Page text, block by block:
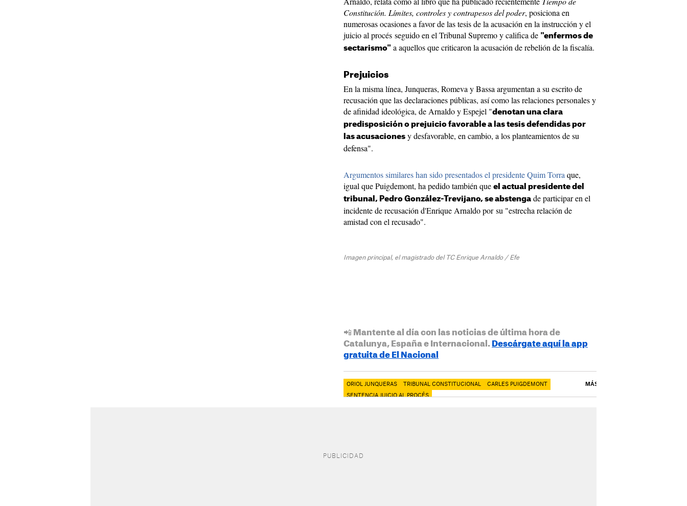
Constitución. Límites, controles y contrapesos del poder, posiciona en
numerosas ocasiones a favor de las tesis de la acusación en la instrucción y el
juicio al procés seguido en el Tribunal Supremo y califica de "enfermos de
sectarismo" a aquellos que criticaron la acusación de rebelión de la fiscalía.
Prejuicios
En la misma línea, Junqueras, Romeva y Bassa argumentan a su escrito de
recusación que las declaraciones públicas, así como las relaciones personales y
de afinidad ideológica, de Arnaldo y Espejel "denotan una clara
predisposición o prejuicio favorable a las tesis defendidas por
las acusaciones y desfavorable, en cambio, a los planteamientos de su
defensa".
Argumentos similares han sido presentados el presidente Quim Torra que,
igual que Puigdemont, ha pedido también que el actual presidente del
tribunal, Pedro González-Trevijano, se abstenga de participar en el
incidente de recusación d'Enrique Arnaldo por su "estrecha relación de
amistad con el recusado".
Imagen principal, el magistrado del TC Enrique Arnaldo / Efe
📲 Mantente al día con las noticias de última hora de
Catalunya, España e Internacional. Descárgate aquí la app
gratuita de El Nacional
ORIOL JUNQUERAS TRIBUNAL CONSTITUCIONAL CARLES PUIGDEMONT
SENTENCIA JUICIO AL PROCÉS
MÁS